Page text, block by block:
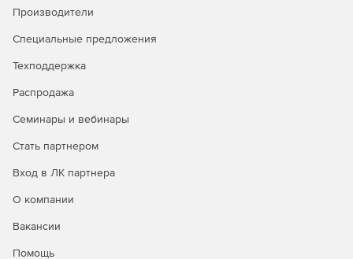
Централизованное управление и автоматизация.
администрирования (включая выделенную роль ИБ),
интеграция с отечественными и зарубежными
службами каталогов. Для специализированных задач
ИБ.Панель мониторинга, автоматизированная
генерация отчетов в разных форматах, детальный
данных. Поддержка SMTP‑оповещений, передача
Производители
Специальные предложения
Техподдержка
Распродажа
Семинары и вебинары
Стать партнером
Вход в ЛК партнера
О компании
Вакансии
Помощь